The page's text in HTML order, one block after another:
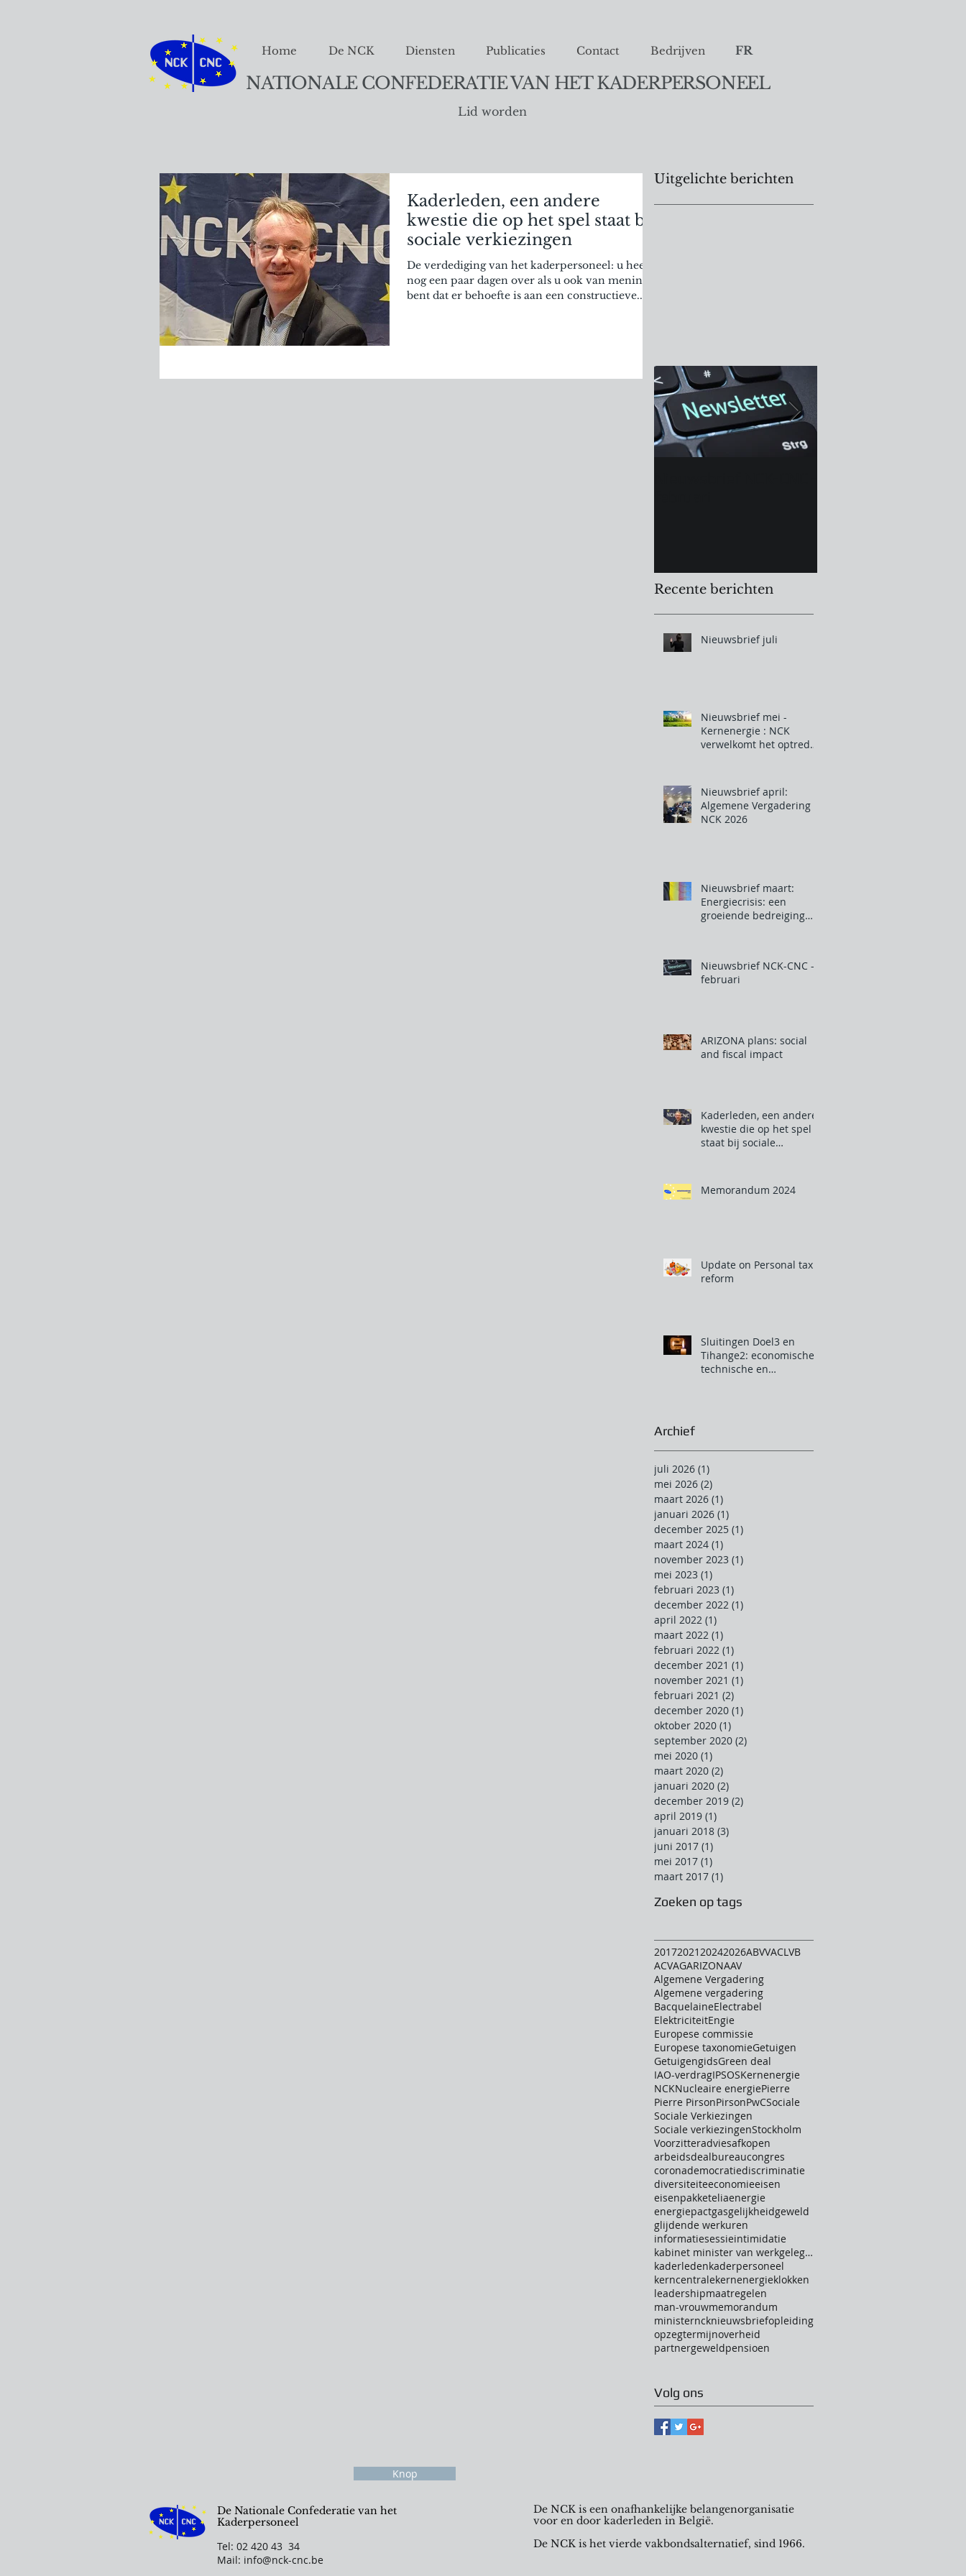
Home De NCK Diensten Publicaties Contact Bedrijven FR
NATIONALE CONFEDERATIE VAN HET KADERPERSONEEL
Lid worden
Kaderleden, een andere
kwestie die op het spel staat bij
sociale verkiezingen
De verdediging van het kaderpersoneel: u heeft
nog een paar dagen over als u ook van mening
bent dat er behoefte is aan een constructieve...
Uitgelichte berichten
Recente berichten
Nieuwsbrief juli
Nieuwsbrief mei -
Kernenergie : NCK
verwelkomt het optreden
Nieuwsbrief april:
Algemene Vergadering
NCK 2026
Nieuwsbrief maart:
Energiecrisis: een
groeiende bedreiging
Nieuwsbrief NCK-CNC -
februari
ARIZONA plans: social
and fiscal impact
Kaderleden, een andere
kwestie die op het spel
staat bij sociale
Memorandum 2024
Update on Personal tax
reform
Sluitingen Doel3 en
Tihange2: economische,
technische en
Archief
juli 2026 (1)
mei 2026 (2)
maart 2026 (1)
januari 2026 (1)
december 2025 (1)
maart 2024 (1)
november 2023 (1)
mei 2023 (1)
februari 2023 (1)
december 2022 (1)
april 2022 (1)
maart 2022 (1)
februari 2022 (1)
december 2021 (1)
november 2021 (1)
februari 2021 (2)
december 2020 (1)
oktober 2020 (1)
september 2020 (2)
mei 2020 (1)
maart 2020 (2)
januari 2020 (2)
december 2019 (2)
april 2019 (1)
januari 2018 (3)
juni 2017 (1)
mei 2017 (1)
maart 2017 (1)
Zoeken op tags
20172021 20242026ABVVACLVB
ACVAGARIZONAAV
Algemene Vergadering
Algemene vergadering
BacquelaineElectrabel
ElektriciteitEngie
Europese commissie
Europese taxonomieGetuigen
GetuigengidsGreen deal
IAO-verdragIPSOSKernenergie
NCKNucleaire energiePierre
Pierre PirsonPirsonPwCSociale
Sociale Verkiezingen
Sociale verkiezingenStockholm
Voorzitteradviesafkopen
arbeidsdealbureaucongres
coronademocratiediscriminatie
diversiteiteeconomieeisen
eisenpakketeliaenergie
energiepactgasgelijkheidgeweld
glijdende werkuren
informatiesessieintimidatie
kabinet minister van werkgelegenheid
kaderledenkaderpersoneel
kerncentralekernenergieklokken
leadershipmaatregelen
man-vrouwmemorandum
ministerncknieuwsbriefopleiding
opzegtermijnoverheid
partnergeweldpensioen
Volg ons
Knop
De Nationale Confederatie van het
Kaderpersoneel
Tel: 02 420 43 34
Mail: info@nck-cnc.be
De NCK is een onafhankelijke belangenorganisatie
voor en door kaderleden in België.
De NCK is het vierde vakbondsalternatief, sind 1966.